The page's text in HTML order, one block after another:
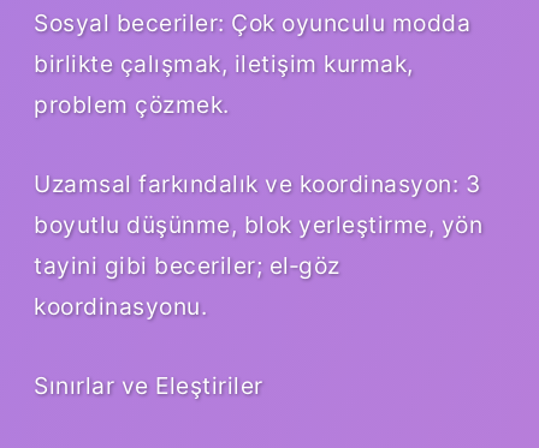
Sosyal beceriler: Çok oyunculu modda
birlikte çalışmak, iletişim kurmak,
problem çözmek.
Uzamsal farkındalık ve koordinasyon: 3
boyutlu düşünme, blok yerleştirme, yön
tayini gibi beceriler; el‑göz
koordinasyonu.
Sınırlar ve Eleştiriler